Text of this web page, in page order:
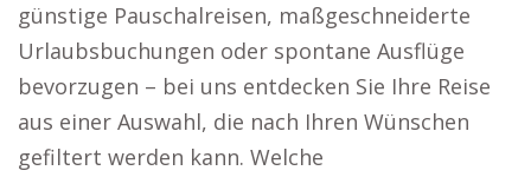
günstige Pauschalreisen, maßgeschneiderte
Urlaubsbuchungen oder spontane Ausflüge
bevorzugen – bei uns entdecken Sie Ihre Reise
aus einer Auswahl, die nach Ihren Wünschen
gefiltert werden kann. Welche